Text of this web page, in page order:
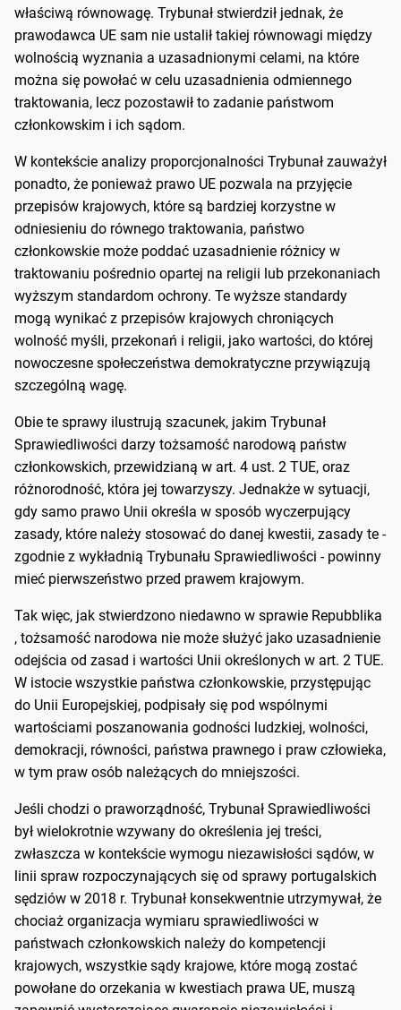
właściwą równowagę. Trybunał stwierdził jednak, że
prawodawca UE sam nie ustalił takiej równowagi między
wolnością wyznania a uzasadnionymi celami, na które
można się powołać w celu uzasadnienia odmiennego
traktowania, lecz pozostawił to zadanie państwom
członkowskim i ich sądom.
W kontekście analizy proporcjonalności Trybunał zauważył
ponadto, że ponieważ prawo UE pozwala na przyjęcie
przepisów krajowych, które są bardziej korzystne w
odniesieniu do równego traktowania, państwo
członkowskie może poddać uzasadnienie różnicy w
traktowaniu pośrednio opartej na religii lub przekonaniach
wyższym standardom ochrony. Te wyższe standardy
mogą wynikać z przepisów krajowych chroniących
wolność myśli, przekonań i religii, jako wartości, do której
nowoczesne społeczeństwa demokratyczne przywiązują
szczególną wagę.
Obie te sprawy ilustrują szacunek, jakim Trybunał
Sprawiedliwości darzy tożsamość narodową państw
członkowskich, przewidzianą w art. 4 ust. 2 TUE, oraz
różnorodność, która jej towarzyszy. Jednakże w sytuacji,
gdy samo prawo Unii określa w sposób wyczerpujący
zasady, które należy stosować do danej kwestii, zasady te -
zgodnie z wykładnią Trybunału Sprawiedliwości - powinny
mieć pierwszeństwo przed prawem krajowym.
Tak więc, jak stwierdzono niedawno w sprawie Repubblika
, tożsamość narodowa nie może służyć jako uzasadnienie
odejścia od zasad i wartości Unii określonych w art. 2 TUE.
W istocie wszystkie państwa członkowskie, przystępując
do Unii Europejskiej, podpisały się pod wspólnymi
wartościami poszanowania godności ludzkiej, wolności,
demokracji, równości, państwa prawnego i praw człowieka,
w tym praw osób należących do mniejszości.
Jeśli chodzi o praworządność, Trybunał Sprawiedliwości
był wielokrotnie wzywany do określenia jej treści,
zwłaszcza w kontekście wymogu niezawisłości sądów, w
linii spraw rozpoczynających się od sprawy portugalskich
sędziów w 2018 r. Trybunał konsekwentnie utrzymywał, że
chociaż organizacja wymiaru sprawiedliwości w
państwach członkowskich należy do kompetencji
krajowych, wszystkie sądy krajowe, które mogą zostać
powołane do orzekania w kwestiach prawa UE, muszą